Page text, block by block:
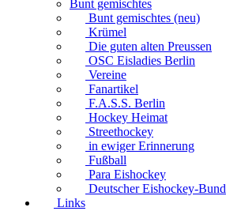
Bunt gemischtes
Bunt gemischtes (neu)
Krümel
Die guten alten Preussen
OSC Eisladies Berlin
Vereine
Fanartikel
F.A.S.S. Berlin
Hockey Heimat
Streethockey
in ewiger Erinnerung
Fußball
Para Eishockey
Deutscher Eishockey-Bund
Links